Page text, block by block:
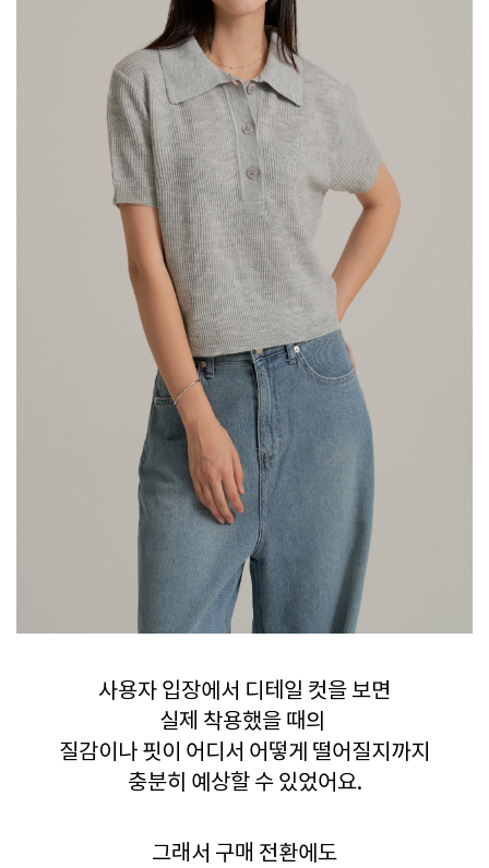
사용자 입장에서 디테일 컷을 보면
실제 착용했을 때의
질감이나 핏이 어디서 어떻게 떨어질지까지
충분히 예상할 수 있었어요.
그래서 구매 전환에도